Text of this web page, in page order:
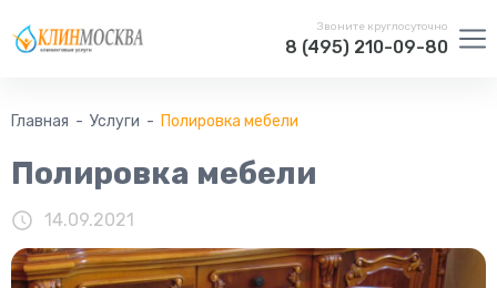
Звоните круглосуточно
8 (495) 210-09-80
Главная Услуги Полировка мебели
Полировка мебели
14.09.2021